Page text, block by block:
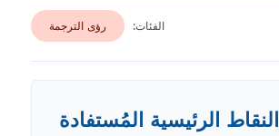
الفئات: رؤى الترجمة
النقاط الرئيسية المُستفادة